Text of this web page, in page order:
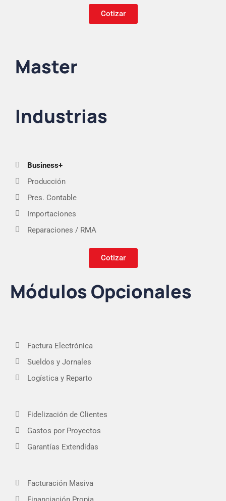
Cotizar
Master
Industrias
Business+
Producción
Pres. Contable
Importaciones
Reparaciones / RMA
Cotizar
Módulos Opcionales
Factura Electrónica
Sueldos y Jornales
Logística y Reparto
Fidelización de Clientes
Gastos por Proyectos
Garantías Extendidas
Facturación Masiva